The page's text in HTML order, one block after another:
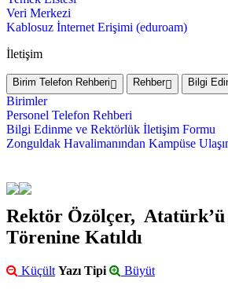
Veri Merkezi
Kablosuz İnternet Erişimi (eduroam)
İletişim
Birim Telefon Rehberi Rehber Bilgi
Birimler
Personel Telefon Rehberi
Bilgi Edinme ve Rektörlük İletişim Formu
Zonguldak Havalimanından Kampüse
Rektör Özölçer, Atatürk’ü
Törenine Katıldı
Küçült Yazı Tipi Büyüt